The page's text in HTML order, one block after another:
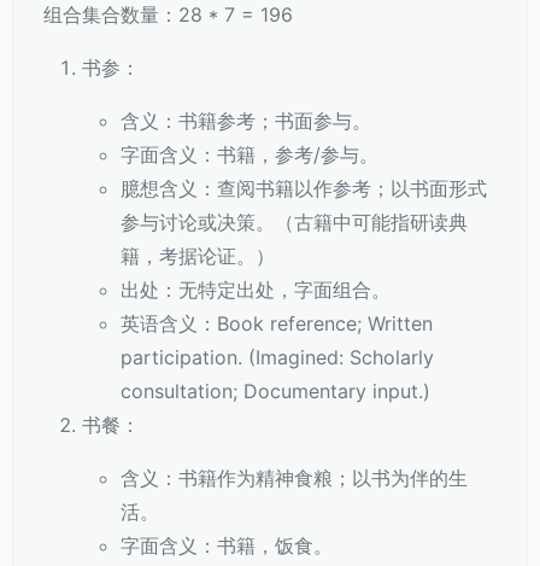
组合集合数量：28 * 7 = 196
书参：
含义：书籍参考；书面参与。
字面含义：书籍，参考/参与。
臆想含义：查阅书籍以作参考；以书面形式
参与讨论或决策。（古籍中可能指研读典
籍，考据论证。）
出处：无特定出处，字面组合。
英语含义：Book reference; Written
participation. (Imagined: Scholarly
consultation; Documentary input.)
书餐：
含义：书籍作为精神食粮；以书为伴的生
活。
字面含义：书籍，饭食。